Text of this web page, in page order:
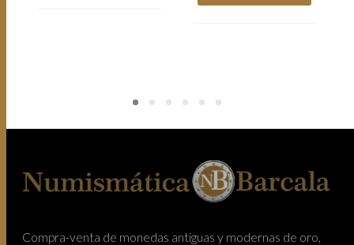
Compra-venta de monedas antiguas y modernas de oro,